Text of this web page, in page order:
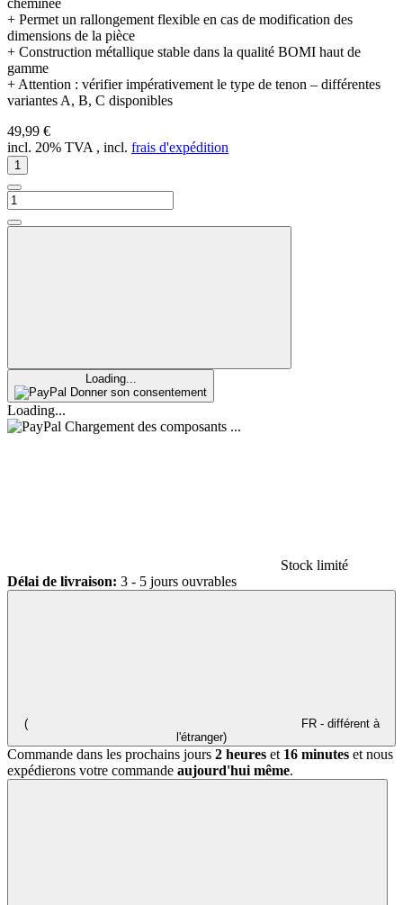
cheminée
+ Permet un rallongement flexible en cas de modification des
dimensions de la pièce
+ Construction métallique stable dans la qualité BOMI haut de
gamme
+ Attention : vérifier impérativement le type de tenon – différentes
variantes A, B, C disponibles
49,99 €
incl. 20% TVA , incl. frais d'expédition
Loading...
Donner son consentement
Loading...
Chargement des composants ...
Stock limité
Délai de livraison: 3 - 5 jours ouvrables
(
FR - différent à
l'étranger)
Commande dans les prochains jours 2 heures et 16 minutes et nous
expédierons votre commande aujourd'hui même.